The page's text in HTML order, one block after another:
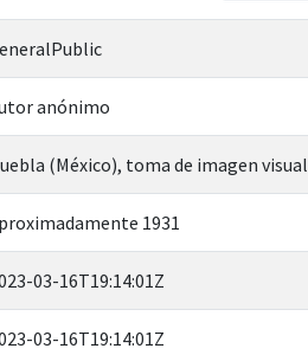
anónimo
(México), toma de imagen visual
1931
03-16T19:14:01Z
03-16T19:14:01Z